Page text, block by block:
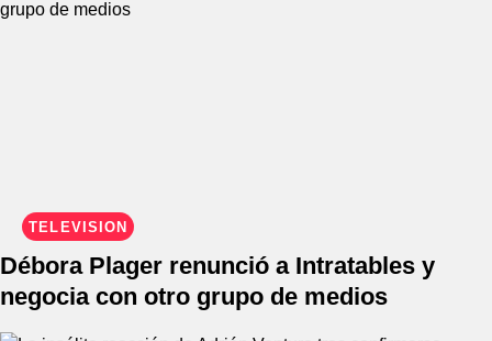
TELEVISIÓN
Débora Plager renunció a Intratables y
negocia con otro grupo de medios